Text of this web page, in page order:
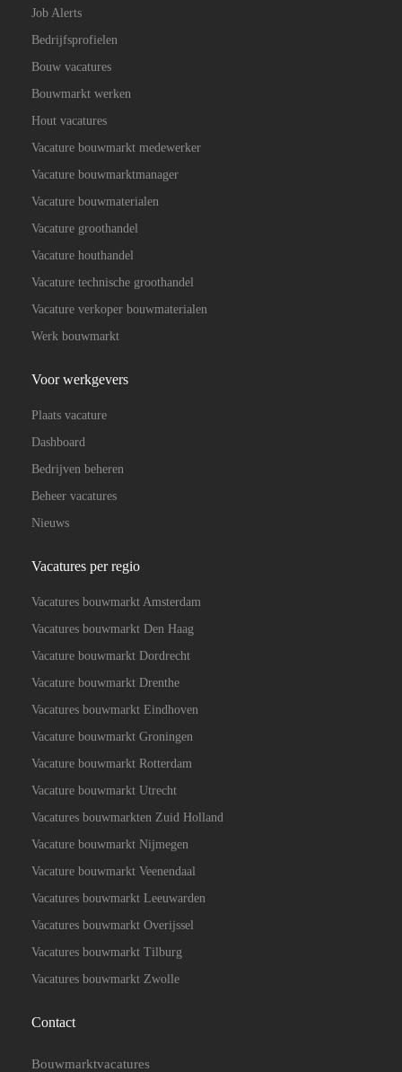
Job Alerts
Bedrijfsprofielen
Bouw vacatures
Bouwmarkt werken
Hout vacatures
Vacature bouwmarkt medewerker
Vacature bouwmarktmanager
Vacature bouwmaterialen
Vacature groothandel
Vacature houthandel
Vacature technische groothandel
Vacature verkoper bouwmaterialen
Werk bouwmarkt
Voor werkgevers
Plaats vacature
Dashboard
Bedrijven beheren
Beheer vacatures
Nieuws
Vacatures per regio
Vacatures bouwmarkt Amsterdam
Vacatures bouwmarkt Den Haag
Vacature bouwmarkt Dordrecht
Vacature bouwmarkt Drenthe
Vacatures bouwmarkt Eindhoven
Vacature bouwmarkt Groningen
Vacature bouwmarkt Rotterdam
Vacature bouwmarkt Utrecht
Vacatures bouwmarkten Zuid Holland
Vacature bouwmarkt Nijmegen
Vacature bouwmarkt Veenendaal
Vacatures bouwmarkt Leeuwarden
Vacatures bouwmarkt Overijssel
Vacatures bouwmarkt Tilburg
Vacatures bouwmarkt Zwolle
Contact
Bouwmarktvacatures